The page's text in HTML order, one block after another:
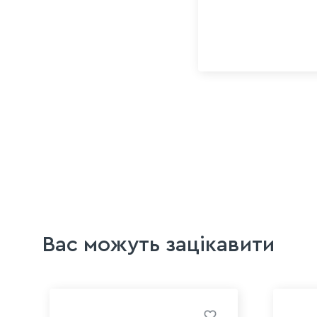
Вас можуть зацікавити